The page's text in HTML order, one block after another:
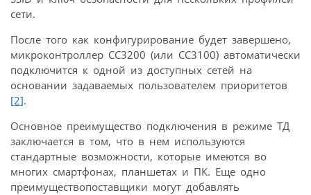
сети.
После того как конфигурирование будет завершено,
микроконтроллер CC3200 (или CC3100) автоматически
подключится к одной из доступных сетей на
основании задаваемых пользователем приоритетов
[2].
Основное преимущество подключения в режиме ТД
заключается в том, что в нем используются
стандартные возможности, которые имеются во
многих смартфонах, планшетах и ПК. Еще одно
преимуществопоставщики могут добавлять